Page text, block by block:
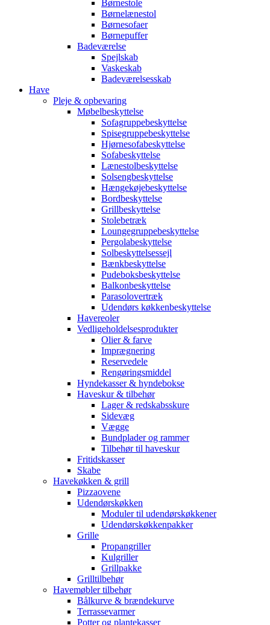
Børnestole
Børnelænestol
Børnesofaer
Børnepuffer
Badeværelse
Spejlskab
Vaskeskab
Badeværelsesskab
Have
Pleje & opbevaring
Møbelbeskyttelse
Sofagruppebeskyttelse
Spisegruppebeskyttelse
Hjørnesofabeskyttelse
Sofabeskyttelse
Lænestolbeskyttelse
Solsengbeskyttelse
Hængekøjebeskyttelse
Bordbeskyttelse
Grillbeskyttelse
Stolebetræk
Loungegruppebeskyttelse
Pergolabeskyttelse
Solbeskyttelsessejl
Bænkbeskyttelse
Pudeboksbeskyttelse
Balkonbeskyttelse
Parasolovertræk
Udendørs køkkenbeskyttelse
Havereoler
Vedligeholdelsesprodukter
Olier & farve
Imprægnering
Reservedele
Rengøringsmiddel
Hyndekasser & hyndebokse
Haveskur & tilbehør
Lager & redskabsskure
Sidevæg
Vægge
Bundplader og rammer
Tilbehør til haveskur
Fritidskasser
Skabe
Havekøkken & grill
Pizzaovene
Udendørskøkken
Moduler til udendørskøkkener
Udendørskøkkenpakker
Grille
Propangriller
Kulgriller
Grillpakke
Grilltilbehør
Havemøbler tilbehør
Bålkurve & brændekurve
Terrassevarmer
Potter og plantekasser